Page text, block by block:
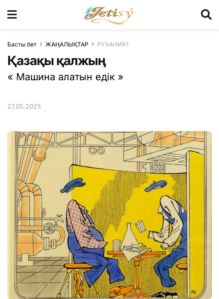
Басты бет ЖАҢАЛЫҚТАР РУХАНИЯТ
Қазақы қалжың
« Машина алатын едік »
27.05.2025